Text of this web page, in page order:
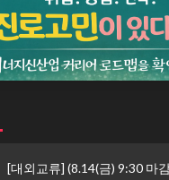
[대외교류] (8.14(금) 9:30 마